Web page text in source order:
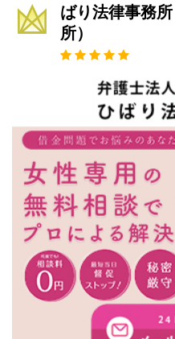
ばり法律事務
所）